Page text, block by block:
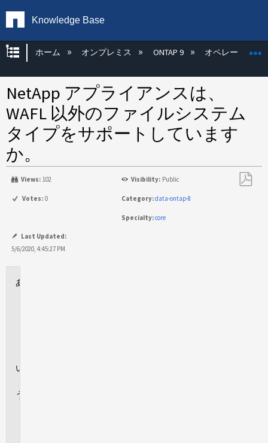
Knowledge Base
グローバル階層を展開/折りたたむ
ホーム オンプレミス ONTAP 9 オペレーティン
NetApp アプライアンスは、
WAFL 以外のファイルシステム
タイプをサポートしています
か。
Views: 102 Visibility: Public
Votes: 0 Category:data-ontap-8
Specialty:core
Last Updated:
5/6/2020, 4:45:27 PM